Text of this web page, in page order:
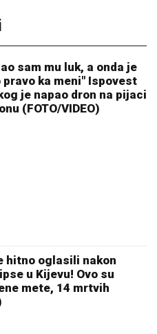
sam mu luk, a onda je
pravo ka meni" Ispovest
je napao dron na pijaci
(FOTO/VIDEO)
hitno oglasili nakon
u Kijevu! Ovo su
mete, 14 mrtvih